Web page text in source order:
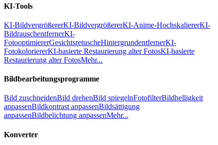
KI-Tools
KI-BildvergrößererKI-BildvergrößererKI-Anime-HochskaliererKI-
BildrauschentfernerKI-
FotooptimiererGesichtsretuscheHintergrundentfernerKI-
FotokoloriererKI-basierte Restaurierung alter FotosKI-basierte
Restaurierung alter FotosMehr...
Bildbearbeitungsprogramme
Bild zuschneidenBild drehenBild spiegelnFotofilterBildhelligkeit
anpassenBildkontrast anpassenBildsättigung
anpassenBildbelichtung anpassenMehr...
Konverter